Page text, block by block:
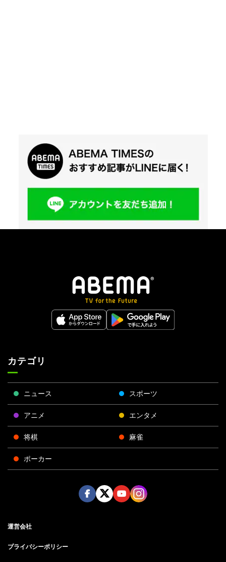
カテゴリ
ニュース スポーツ
アニメ エンタメ
将棋 麻雀
ポーカー
運営会社
プライバシーポリシー